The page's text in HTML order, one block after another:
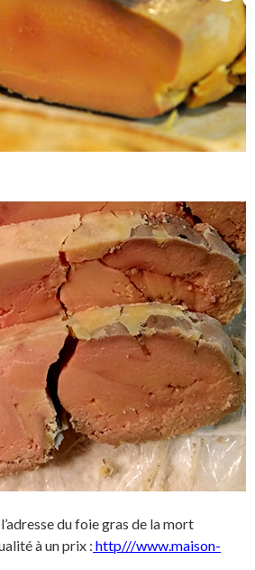
du foie gras de la mort
à un prix : http///www.maison-